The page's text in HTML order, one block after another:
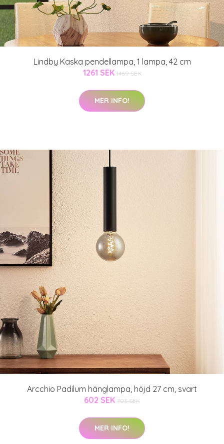
Lindby Kaska pendellampa, 1 lampa, 42 cm
1261 SEK 1469 SEK
MER INFO!
Arcchio Padilum hänglampa, höjd 27 cm, svart
602 SEK 703 SEK
MER INFO!